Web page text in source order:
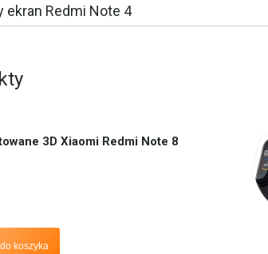
ekran Redmi Note 4
3D Xiaomi Redmi Note 8
koszyka